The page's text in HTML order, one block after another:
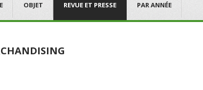
OBJET REVUE ET PRESSE PAR ANNÉE